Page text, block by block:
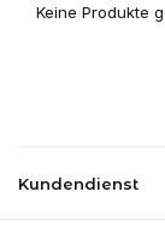
Keine Produkte
Kundendienst